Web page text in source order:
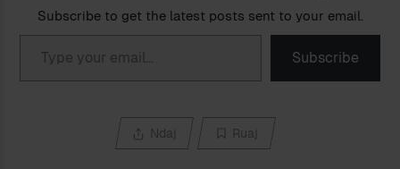
Subscribe to get the latest posts sent to your email.
Type your email…
Subscribe
Ndaj Ruaj